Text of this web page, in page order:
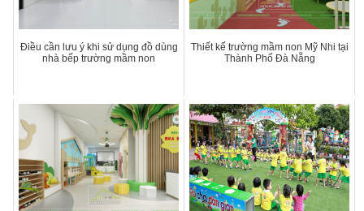
Điều cần lưu ý khi sử dụng đồ dùng
nhà bếp trường mầm non
Thiết kế trường mầm non Mỹ Nhi tại
Thành Phố Đà Nẵng